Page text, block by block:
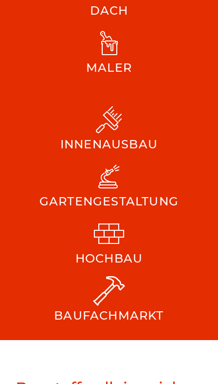
DACH
MALER
INNENAUSBAU
GARTENGESTALTUNG
HOCHBAU
BAUFACHMARKT